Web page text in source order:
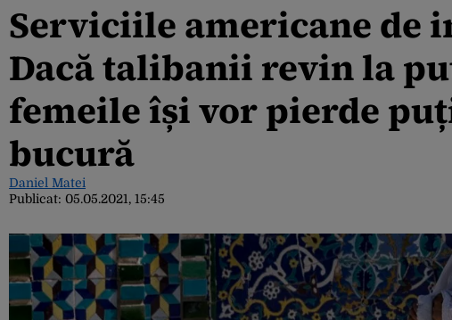
Serviciile americane de
Dacă talibanii revin la
femeile își vor pierde
bucură
Daniel Matei
Publicat: 05.05.2021, 15:45